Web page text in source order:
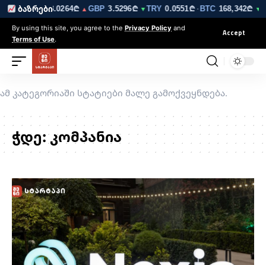
ბაზრები
▼EUR3.0264₾▲GBP3.5296₾▼TRY0.0551₾· BTC168,342₾▼
By using this site, you agree to the Privacy Policy and
Terms of Use.
Accept
ამ კატეგორიაში სტატიები მალე გამოქვეყნდება.
ჭდე:კომპანია